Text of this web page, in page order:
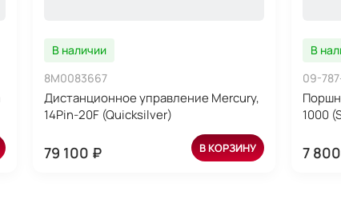
В наличии
8M0083667
Дистанционное управление Mercury,
14Pin-20F (Quicksilver)
79 100 ₽ В КОРЗИНУ
В
09-
1000
7